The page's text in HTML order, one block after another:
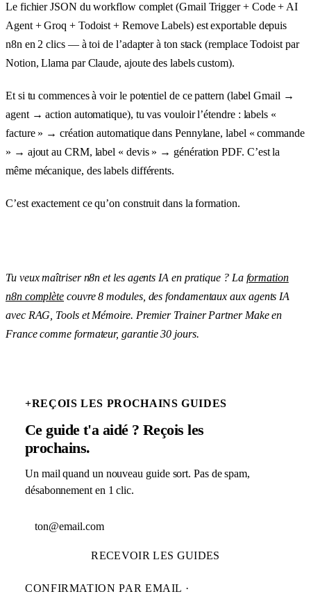
Le fichier JSON du workflow complet (Gmail Trigger + Code + AI
Agent + Groq + Todoist + Remove Labels) est exportable depuis
n8n en 2 clics — à toi de l’adapter à ton stack (remplace Todoist par
Notion, Llama par Claude, ajoute des labels custom).
Et si tu commences à voir le potentiel de ce pattern (label Gmail →
agent → action automatique), tu vas vouloir l’étendre : labels «
facture » → création automatique dans Pennylane, label « commande
» → ajout au CRM, label « devis » → génération PDF. C’est la
même mécanique, des labels différents.
C’est exactement ce qu’on construit dans la formation.
Tu veux maîtriser n8n et les agents IA en pratique ? La formation
n8n complète couvre 8 modules, des fondamentaux aux agents IA
avec RAG, Tools et Mémoire. Premier Trainer Partner Make en
France comme formateur, garantie 30 jours.
+REÇOIS LES PROCHAINS GUIDES
Ce guide t'a aidé ? Reçois les
prochains.
Un mail quand un nouveau guide sort. Pas de spam,
désabonnement en 1 clic.
RECEVOIR LES GUIDES
CONFIRMATION PAR EMAIL ·